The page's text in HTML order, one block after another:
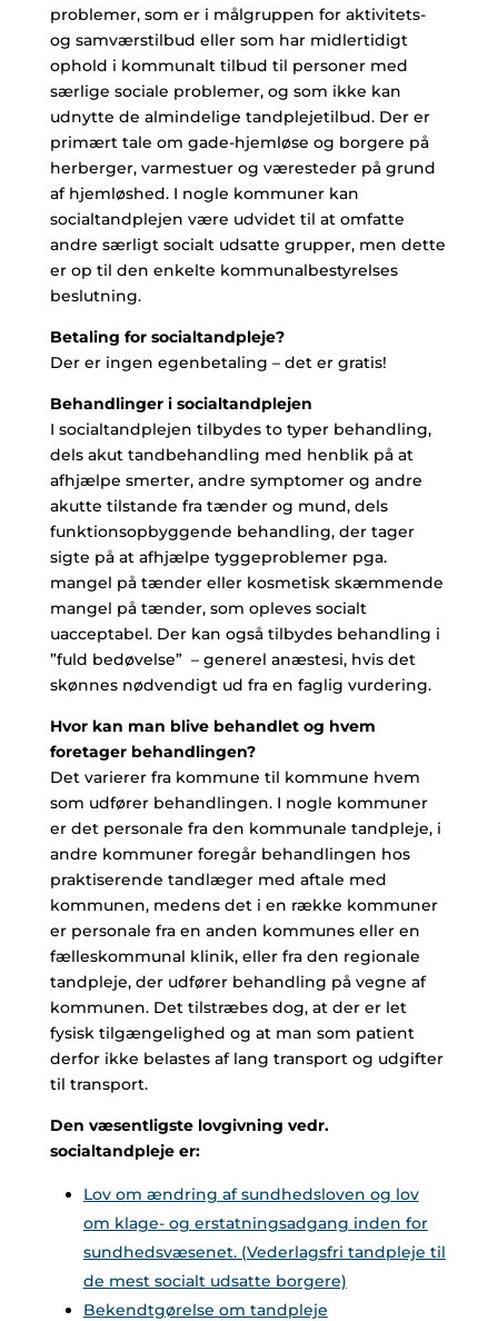
problemer, som er i målgruppen for aktivitets-
og samværstilbud eller som har midlertidigt
ophold i kommunalt tilbud til personer med
særlige sociale problemer, og som ikke kan
udnytte de almindelige tandplejetilbud. Der er
primært tale om gade-hjemløse og borgere på
herberger, varmestuer og væresteder på grund
af hjemløshed. I nogle kommuner kan
socialtandplejen være udvidet til at omfatte
andre særligt socialt udsatte grupper, men dette
er op til den enkelte kommunalbestyrelses
beslutning.
Betaling for socialtandpleje?
Der er ingen egenbetaling – det er gratis!
Behandlinger i socialtandplejen
I socialtandplejen tilbydes to typer behandling,
dels akut tandbehandling med henblik på at
afhjælpe smerter, andre symptomer og andre
akutte tilstande fra tænder og mund, dels
funktionsopbyggende behandling, der tager
sigte på at afhjælpe tyggeproblemer pga.
mangel på tænder eller kosmetisk skæmmende
mangel på tænder, som opleves socialt
uacceptabel. Der kan også tilbydes behandling i
”fuld bedøvelse” – generel anæstesi, hvis det
skønnes nødvendigt ud fra en faglig vurdering.
Hvor kan man blive behandlet og hvem
foretager behandlingen?
Det varierer fra kommune til kommune hvem
som udfører behandlingen. I nogle kommuner
er det personale fra den kommunale tandpleje, i
andre kommuner foregår behandlingen hos
praktiserende tandlæger med aftale med
kommunen, medens det i en række kommuner
er personale fra en anden kommunes eller en
fælleskommunal klinik, eller fra den regionale
tandpleje, der udfører behandling på vegne af
kommunen. Det tilstræbes dog, at der er let
fysisk tilgængelighed og at man som patient
derfor ikke belastes af lang transport og udgifter
til transport.
Den væsentligste lovgivning vedr.
socialtandpleje er:
Lov om ændring af sundhedsloven og lov
om klage- og erstatningsadgang inden for
sundhedsvæsenet. (Vederlagsfri tandpleje til
de mest socialt udsatte borgere)
Bekendtgørelse om tandpleje